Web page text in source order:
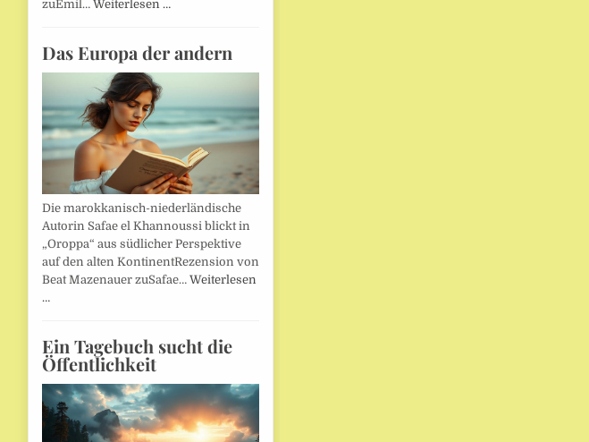
zuEmil… Weiterlesen …
Das Europa der andern
Die marokkanisch-niederländische
Autorin Safae el Khannoussi blickt in
„Oroppa“ aus südlicher Perspektive
auf den alten KontinentRezension von
Beat Mazenauer zuSafae… Weiterlesen
…
Ein Tagebuch sucht die
Öffentlichkeit